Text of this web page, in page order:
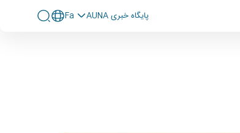
پايگاه خبری AUNA Fa